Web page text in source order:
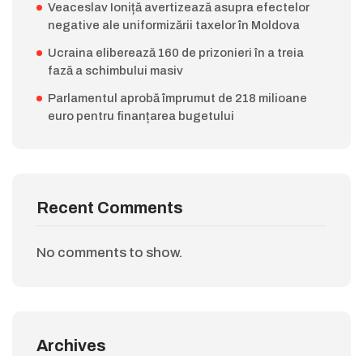
Veaceslav Ioniță avertizează asupra efectelor
negative ale uniformizării taxelor în Moldova
Ucraina eliberează 160 de prizonieri în a treia
fază a schimbului masiv
Parlamentul aprobă împrumut de 218 milioane
euro pentru finanțarea bugetului
Recent Comments
No comments to show.
Archives